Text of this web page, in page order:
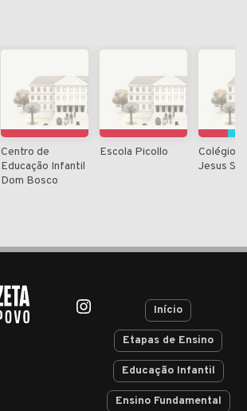
Centro de
Educação Infantil
Dom Bosco
Escola Picollo
Colégio
Jesus
Início
Etapas de Ensino
Educação Infantil
Ensino Fundamental